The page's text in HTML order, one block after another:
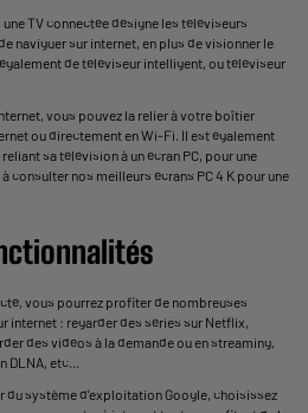
TV connectée désigne les téléviseurs
naviguer sur internet, en plus de visionner le
de téléviseur intelligent, ou téléviseur
vous pouvez la relier à votre boîtier
ou directement en Wi-Fi. Il est également
sa télévision à un écran PC, pour une
consulter nos meilleurs écrans PC 4 K pour une
vous pourrez profiter de nombreuses
internet : regarder des séries sur Netflix,
des vidéos à la demande ou en streaming,
DLNA, etc...
du système d'exploitation Google, choisissez